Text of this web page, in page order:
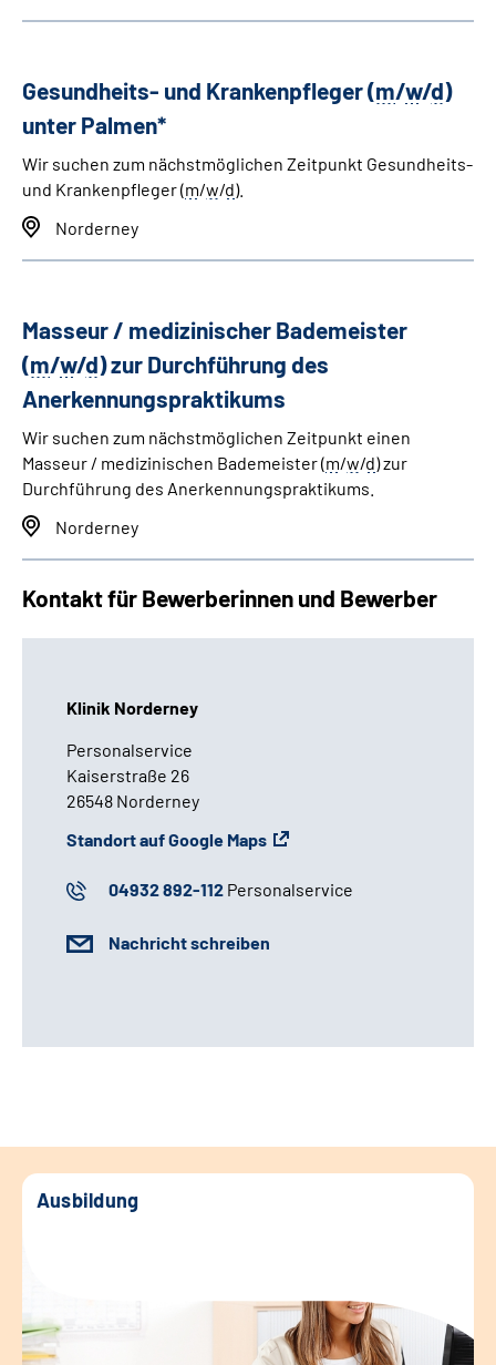
Gesundheits- und Krankenpfleger (m/w/d)
unter Palmen*
Wir suchen zum nächstmöglichen Zeitpunkt Gesundheits-
und Krankenpfleger (m/w/d).
Norderney
Masseur / medizinischer Bademeister
(m/w/d) zur Durchführung des
Anerkennungspraktikums
Wir suchen zum nächstmöglichen Zeitpunkt einen
Masseur / medizinischen Bademeister (m/w/d) zur
Durchführung des Anerkennungspraktikums.
Norderney
Kontakt für Bewerberinnen und Bewerber
Klinik Norderney
Personalservice
Kaiserstraße 26
26548 Norderney
Standort auf Google Maps
04932 892-112 Personalservice
Nachricht schreiben
Ausbildung